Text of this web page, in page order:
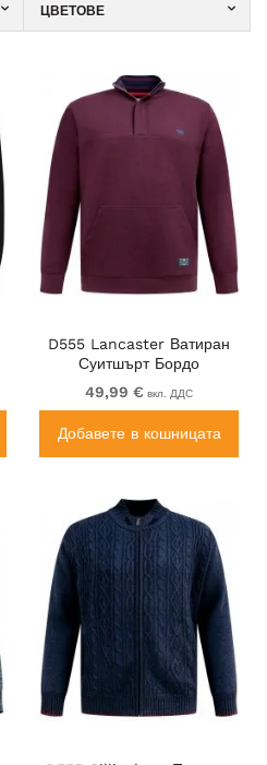
ЦВЕТОВЕ
D555 Lancaster Ватиран
Суитшърт Бордо
49,99 € вкл. ДДС
Добавете в кошницата